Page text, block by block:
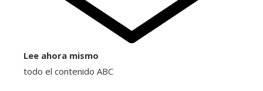
Lee ahora mismo
todo el contenido ABC